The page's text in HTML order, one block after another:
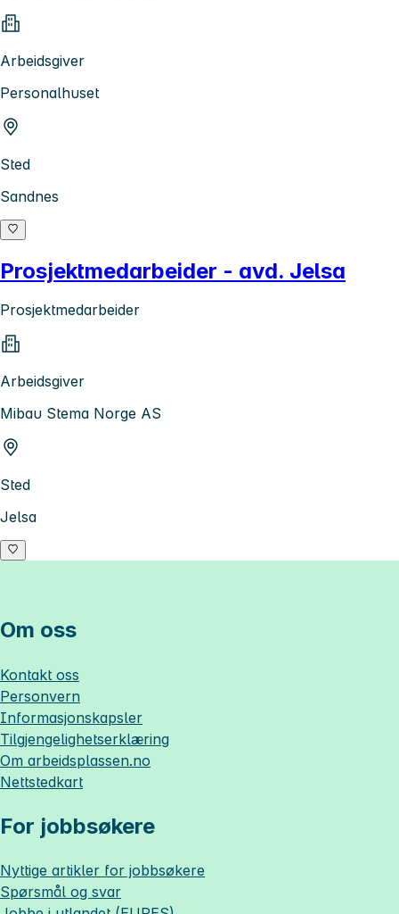
Arbeidsgiver
Personalhuset
Sted
Sandnes
Prosjektmedarbeider - avd. Jelsa
Prosjektmedarbeider
Arbeidsgiver
Mibau Stema Norge AS
Sted
Jelsa
Om oss
Kontakt oss
Personvern
Informasjonskapsler
Tilgjengelighetserklæring
Om arbeidsplassen.no
Nettstedkart
For jobbsøkere
Nyttige artikler for jobbsøkere
Spørsmål og svar